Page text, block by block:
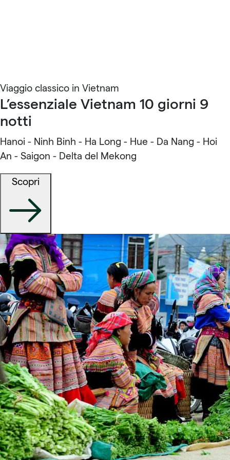
Viaggio classico in Vietnam
L’essenziale Vietnam 10 giorni 9
notti
Hanoi - Ninh Binh - Ha Long - Hue - Da Nang - Hoi
An - Saigon - Delta del Mekong
Scopri